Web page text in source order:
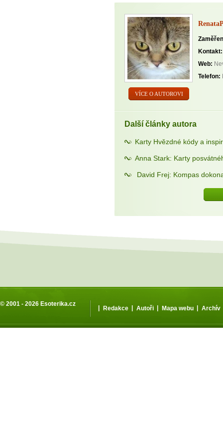
VÍCE O AUTOROVI
Kontakt:
Web:
Telefon:
Další články autora
Karty Hvězdné kódy a
Anna Stark: Karty
David Frej: Kompas
© 2001 - 2026 Esoterika.cz
| Redakce | Autoři | Mapa webu | Archív